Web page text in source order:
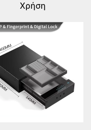
Χρήση